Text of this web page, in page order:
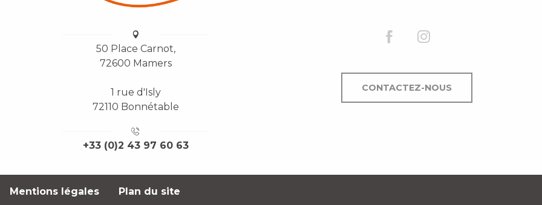
50 Place Carnot,
72600 Mamers
1 rue d'Isly
72110 Bonnétable
+33 (0)2 43 97 60 63
CONTACTEZ-NOUS
Mentions légales Plan du site